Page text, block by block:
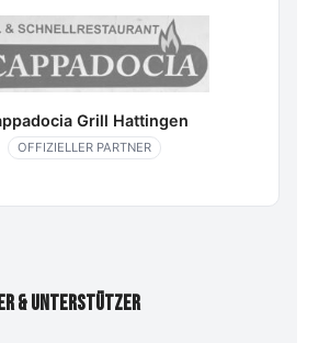
Grill Hattingen
OFFIZIELLER PARTNER
& UNTERSTÜTZER